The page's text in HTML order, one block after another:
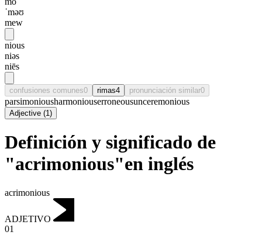
ˈməʊ
mew
nious
niəs
niēs
confusiones comunes0 rimas4 pronunciación similar0
parsimoniousharmoniouserroneousunceremonious
Adjective (1)
Definición y significado de
"acrimonious"en inglés
acrimonious
ADJETIVO
01